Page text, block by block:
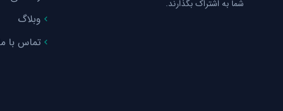
شما به اشتراک بگذارند.
وبلاگ
تماس با